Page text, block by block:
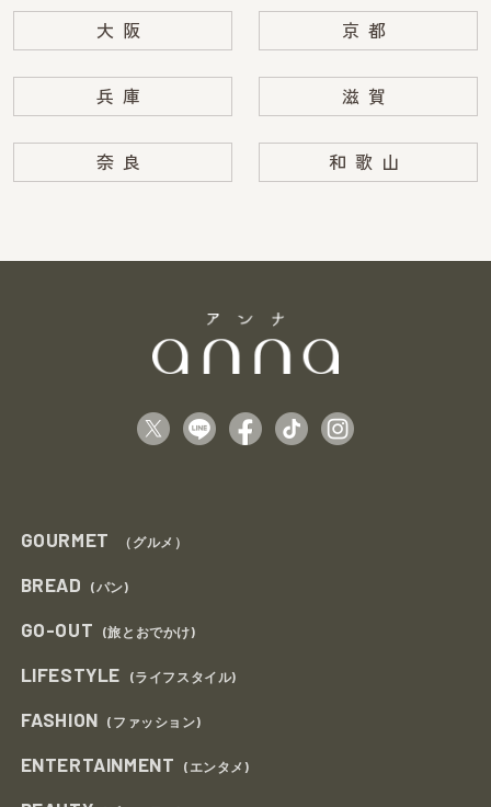
大阪 京都
兵庫 滋賀
奈良 和歌山
GOURMET （グルメ）
BREAD (パン)
GO-OUT (旅とおでかけ)
LIFESTYLE (ライフスタイル)
FASHION (ファッション)
ENTERTAINMENT (エンタメ)